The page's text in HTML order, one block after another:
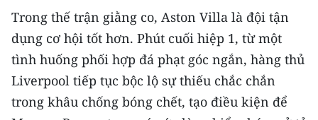
TIN ĐỊA PHƯƠNG
Trung du và miền núi phía Bắc
Đồng bằng sông Hồng
Bắc Trung Bộ
Trong thế trận giằng co, Aston Villa là đội tận
dụng cơ hội tốt hơn. Phút cuối hiệp 1, từ một
tình huống phối hợp đá phạt góc ngắn, hàng thủ
Liverpool tiếp tục bộc lộ sự thiếu chắc chắn
trong khâu chống bóng chết, tạo điều kiện để